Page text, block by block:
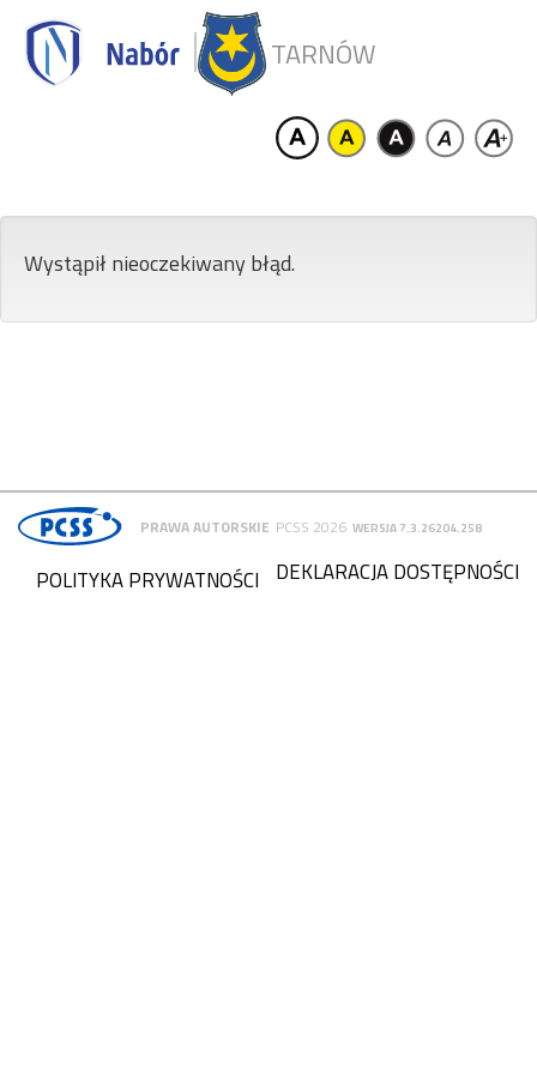
TARNÓW
Wystąpił nieoczekiwany błąd.
PRAWA AUTORSKIE PCSS 2026 WERSJA 7.3.26204.258
DEKLARACJA DOSTĘPNOŚCI
POLITYKA PRYWATNOŚCI